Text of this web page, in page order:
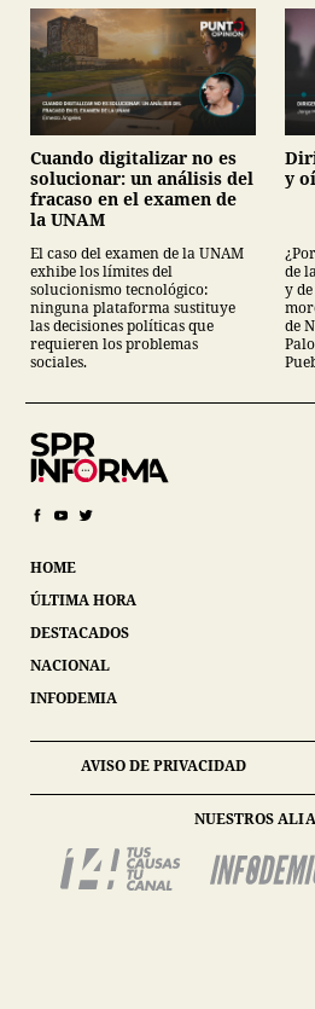
Cuando digitalizar no es
solucionar: un análisis del
fracaso en el examen de
la UNAM
El caso del examen de la UNAM
exhibe los límites del
solucionismo tecnológico:
ninguna plataforma sustituye
las decisiones políticas que
requieren los problemas
sociales.
y
de
y
de
HOME
ÚLTIMA HORA
DESTACADOS
NACIONAL
INFODEMIA
AVISO DE PRIVACIDAD
NUESTROS